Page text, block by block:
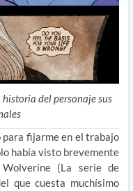
del personaje sus
para fijarme en el trabajo
había visto brevemente
(La serie de
que cuesta muchísimo